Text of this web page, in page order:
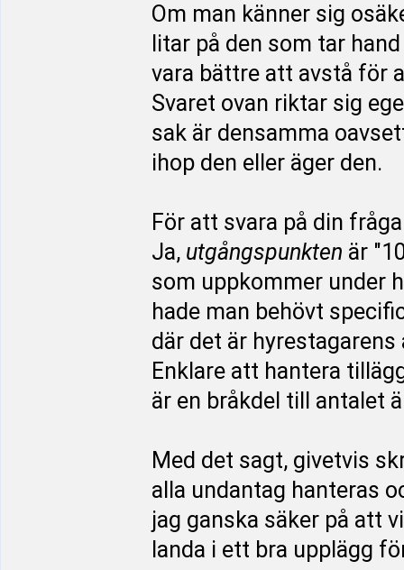
Om man känner sig
litar på den som tar
vara bättre att avstå för
Svaret ovan riktar sig
sak är densamma
ihop den eller äger den.
För att svara på din
Ja, utgångspunkten är
som uppkommer under
hade man behövt
där det är
Enklare att hantera
är en bråkdel till antalet
Med det sagt, givetvis
alla undantag hanteras
jag ganska säker på att
landa i ett bra upplägg